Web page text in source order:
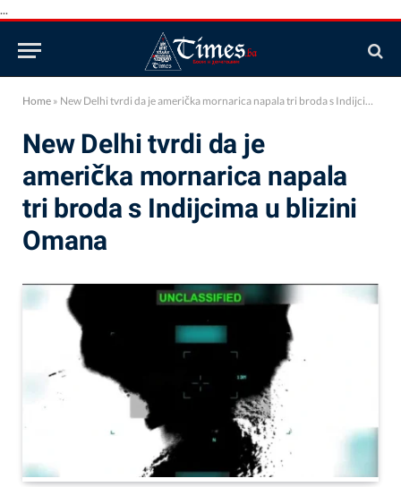
...
Home » New Delhi tvrdi da je američka mornarica napala tri broda s Indijcima u blizini Omana
New Delhi tvrdi da je
američka mornarica napala
tri broda s Indijcima u blizini
Omana